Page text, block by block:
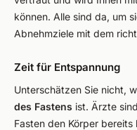
können. Alle sind da, um
Abnehmziele mit dem
Zeit für Entspannung
Unterschätzen Sie nicht,
des Fastens ist. Ärzte
Fasten den Körper